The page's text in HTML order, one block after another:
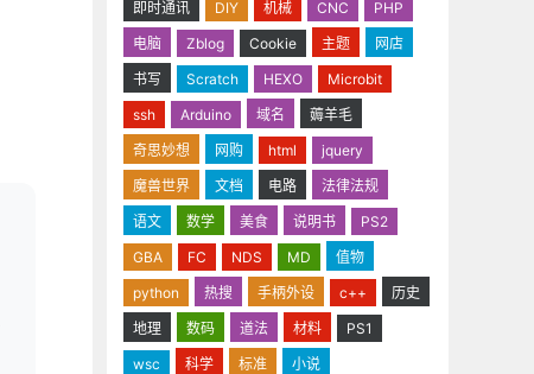
即时通讯
DIY 机械 CNC
PHP
电脑
Zblog Cookie 主题
网店
书写
Scratch HEXO
Microbit
ssh
Arduino 域名
薅羊毛
奇思妙想
网购 html
jquery
魔兽世界
文档 电路
法律法规
语文
数学 美食 说明书
PS2
GBA
FC NDS MD
值物
python
热搜 手柄外设 c++
历史
地理
数码 道法 材料
PS1
wsc
科学 标准 小说